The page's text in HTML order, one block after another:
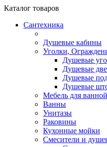
Каталог товаров
Сантехника
Душевые кабины
Уголки,
Душевые
Душевые
Душевые
Душевые
Мебель для
Ванны
Унитазы
Раковины
Кухонные мойки
Смесители и